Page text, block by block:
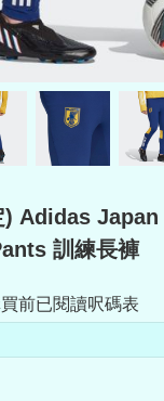
) Adidas Japan
訓練長褲
前已閱讀呎碼表